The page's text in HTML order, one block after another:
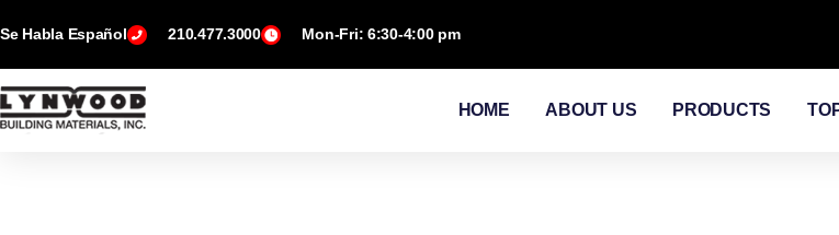
Se Habla Español 210.477.3000 Mon-Fri: 6:30-4:00 pm
HOME ABOUT US PRODUCTS